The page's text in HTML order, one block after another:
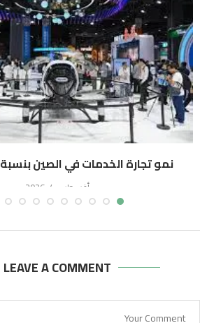
نمو تجارة الخدمات في الصين بنسبة 8.3 بالمئة...
أغسطس 4, 2026
LEAVE A COMMENT